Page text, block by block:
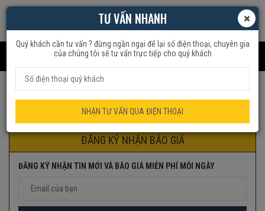
ĐĂNG KÝ NHẬN BÁO GIÁ
ĐĂNG KÝ NHẬN TIN MỚI VÀ BÁO GIÁ MIỄN PHÍ MỖI NGÀY
TƯ VẤN NHANH
Quý khách cần tư vấn ? đừng ngần ngại để lại số điện thoại, chuyên gia
của chúng tôi sẽ tư vấn trực tiếp cho quý khách
NHẬN TƯ VẤN QUA ĐIỆN THOẠI